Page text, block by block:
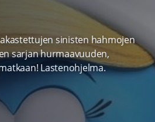
sinisten hahmojen
sarjan hurmaavuuden,
Lastenohjelma.